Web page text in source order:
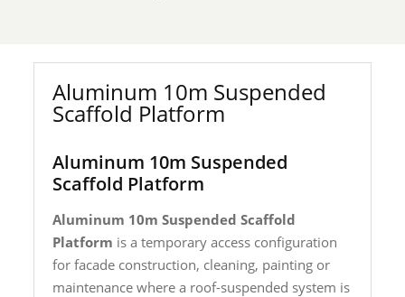
Aluminum 10m Suspended
Scaffold Platform
Aluminum 10m Suspended
Scaffold Platform
Aluminum 10m Suspended Scaffold
Platform is a temporary access configuration
for facade construction, cleaning, painting or
maintenance where a roof-suspended system is